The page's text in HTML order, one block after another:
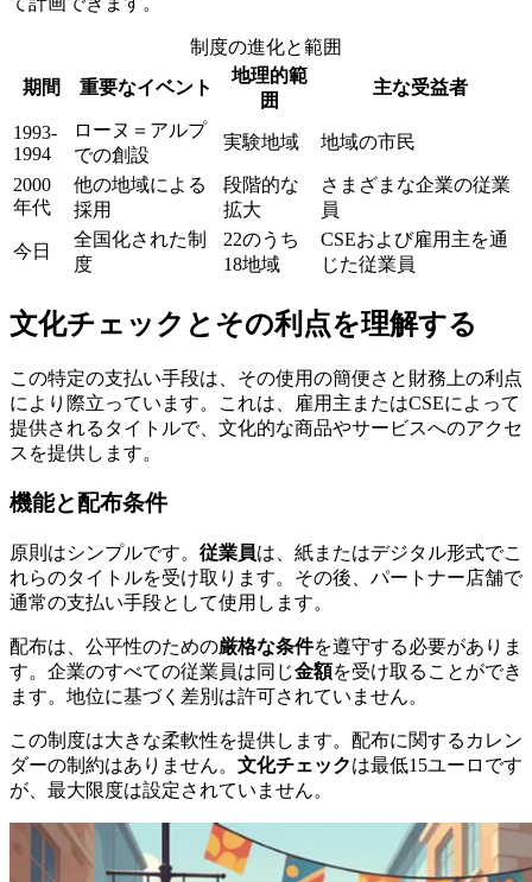
制度の進化と範囲
期間
重要なイベント
地理的範
囲
主な受益者
1993-
1994
ローヌ＝アルプ
での創設
実験地域 地域の市民
2000
年代
他の地域による
採用
段階的な
拡大
さまざまな企業の従業
員
今日
全国化された制
度
22のうち
18地域
CSEおよび雇用主を通
じた従業員
文化チェックとその利点を理解する
この特定の支払い手段は、その使用の簡便さと財務上の利点
により際立っています。これは、雇用主またはCSEによって
提供されるタイトルで、文化的な商品やサービスへのアクセ
スを提供します。
機能と配布条件
原則はシンプルです。 従業員は、紙またはデジタル形式でこ
れらのタイトルを受け取ります。その後、パートナー店舗で
通常の支払い手段として使用します。
配布は、公平性のための厳格な条件を遵守する必要がありま
す。企業のすべての従業員は同じ金額を受け取ることができ
ます。地位に基づく差別は許可されていません。
この制度は大きな柔軟性を提供します。配布に関するカレン
ダーの制約はありません。 文化チェックは最低15ユーロです
が、最大限度は設定されていません。